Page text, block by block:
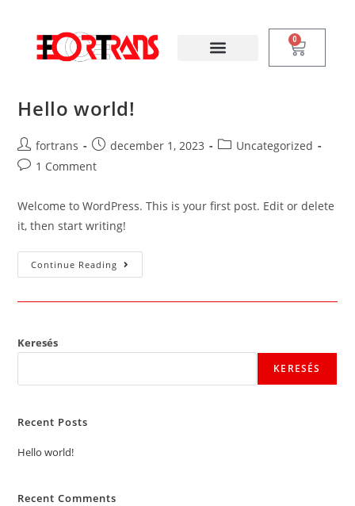
0
Hello world!
fortrans december 1, 2023
Uncategorized
1 Comment
Welcome to WordPress. This is your first post. Edit or delete
it, then start writing!
Continue Reading
Keresés
KERESÉS
Recent Posts
Hello world!
Recent Comments